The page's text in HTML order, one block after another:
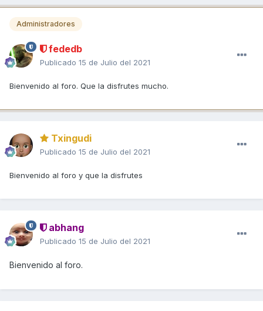
Administradores
fededb
Publicado 15 de Julio del 2021
Bienvenido al foro. Que la disfrutes mucho.
Txingudi
Publicado 15 de Julio del 2021
Bienvenido al foro y que la disfrutes
abhang
Publicado 15 de Julio del 2021
Bienvenido al foro.